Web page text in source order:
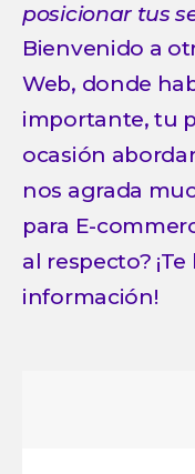
posicionar tus
Bienvenido a
Web, donde
importante, tu
ocasión
nos agrada
para E-
al respecto?
información!